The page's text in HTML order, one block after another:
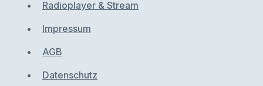
Radioplayer & Stream
Impressum
AGB
Datenschutz